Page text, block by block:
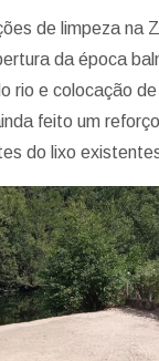
de limpeza na
da época
rio e colocação
feito um
do lixo